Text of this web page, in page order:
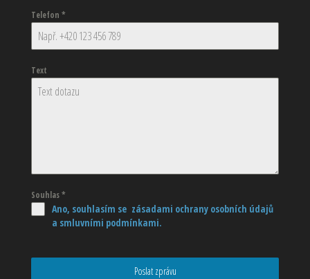
Telefon *
Text
Souhlas*
Ano, souhlasím se zásadami ochrany osobních údajů
a smluvními podmínkami.
Poslat zprávu